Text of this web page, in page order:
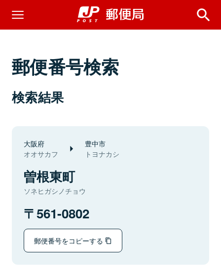
郵便番号検索
検索結果
大阪府
オオサカフ
豊中市
トヨナカシ
曽根東町
ソネヒガシノチョウ
561-0802
郵便番号をコピーする